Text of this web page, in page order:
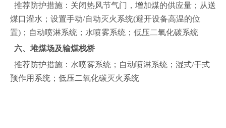
推荐防护措施：关闭热风节气门，增加煤的供应量；从送
煤口灌水；设置手动/自动灭火系统(避开设备高温的位
置)；自动喷淋系统；水喷雾系统；低压二氧化碳系统
六、堆煤场及输煤栈桥
推荐防护措施：水喷雾系统；自动喷淋系统；湿式/干式
预作用系统；低压二氧化碳灭火系统